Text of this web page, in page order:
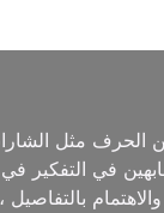
مثل
قبل كيت وثلاثة شركاء